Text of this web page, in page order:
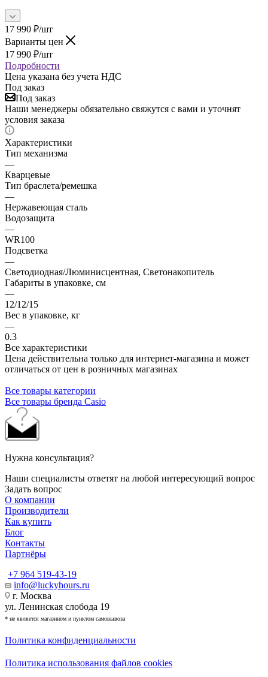
17 990 ₽/шт
Варианты цен
17 990 ₽/шт
Подробности
Цена указана без учета НДС
Под заказ
Под заказ
Наши менеджеры обязательно свяжутся с вами и уточнят
условия заказа
Характеристики
Тип механизма
—
Кварцевые
Тип браслета/ремешка
—
Нержавеющая сталь
Водозащита
—
WR100
Подсветка
—
Светодиодная/Люминисцентная, Светонакопитель
Габариты в упаковке, см
—
12/12/15
Вес в упаковке, кг
—
0.3
Все характеристики
Цена действительна только для интернет-магазина и может
отличаться от цен в розничных магазинах
Все товары категории
Все товары бренда Casio
Нужна консультация?
Наши специалисты ответят на любой интересующий вопрос
Задать вопрос
О компании
Производители
Как купить
Блог
Контакты
Партнёры
+7 964 519-43-19
info@luckyhours.ru
г. Москва
ул. Ленинская слобода 19
* не является магазином и пунктом самовывоза
Политика конфиденциальности
Политика использования файлов cookies